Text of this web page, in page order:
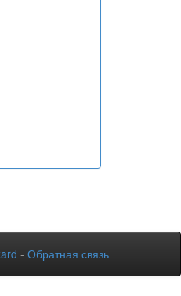
- Обратная связь